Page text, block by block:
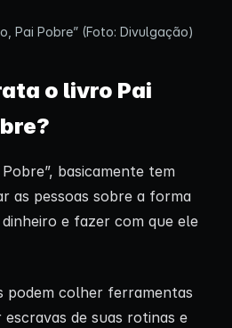
Pai Pobre” (Foto: Divulgação)
o livro Pai
basicamente tem
as pessoas sobre a forma
e fazer com que ele
podem colher ferramentas
escravas de suas rotinas e